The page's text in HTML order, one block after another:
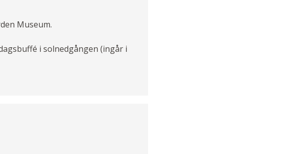
Museum.
i solnedgången (ingår i